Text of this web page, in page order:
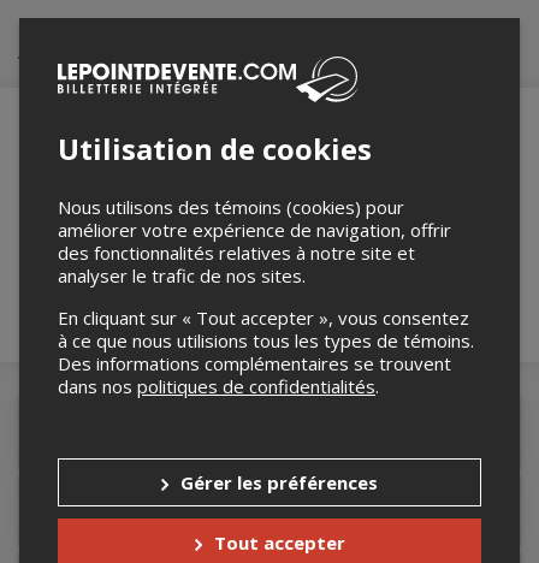
Achat de billets
robot ci-bas.
Accès au site de l'événement
Utilisation de cookies
Nous utilisons des témoins (cookies) pour
améliorer votre expérience de navigation, offrir
des fonctionnalités relatives à notre site et
analyser le trafic de nos sites.
En cliquant sur « Tout accepter », vous consentez
à ce que nous utilisions tous les types de témoins.
Des informations complémentaires se trouvent
dans nos politiques de confidentialités.
Gérer les préférences
Tout accepter